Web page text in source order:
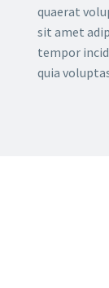
quaerat
sit amet
tempor
quia